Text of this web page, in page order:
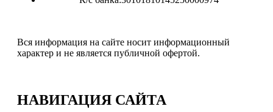
Вся информация на сайте носит информационный
характер и не является публичной офертой.
НАВИГАЦИЯ САЙТА